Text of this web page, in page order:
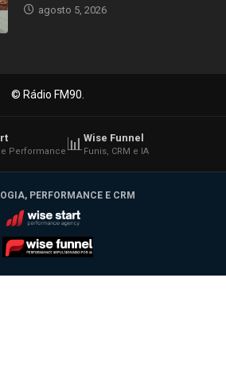
agosto 5, 2026
© Rádio FM90.
Performance 📊 Wise Funnel
Funis, CRM e IA
PERFORMANCE E CRM
Wise Start
Wise Funnel